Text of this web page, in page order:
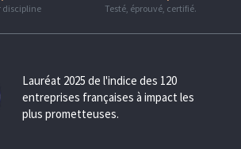
discipline Testé, éprouvé, certifié.
Lauréat 2025 de l'indice des 120
entreprises françaises à impact les
plus prometteuses.